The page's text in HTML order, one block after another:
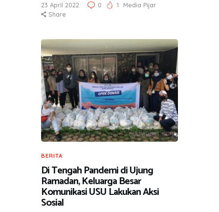
23 April 2022 0 1
Media Pijar
Share
BERITA
Di Tengah Pandemi di Ujung
Ramadan, Keluarga Besar
Komunikasi USU Lakukan Aksi
Sosial